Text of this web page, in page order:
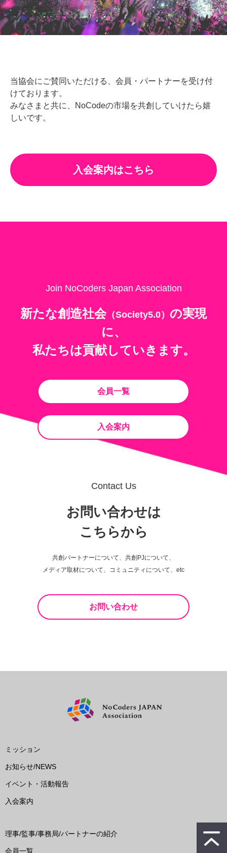
当協会にご賛同いただける、会員・パートナーを受け付
けております。
みなさまと共に、NoCodeの市場を共創していけたら嬉
しいです。
入会案内はこちら
Join NoCoders Japan Association
新たな創造社会（Society5.0） の実現
に、
私たちは貢献していきます。
会員一覧
入会案内
Contact Us
お問い合わせは
こちらから
共創パートナーについて、共創PJについて、
メディア取材について、コミュニティについて、etc
お問い合わせ
ミッション
お知らせ/NEWS
イベント・活動報告
入会案内
理事/監事/事務局/パートナーの紹介
会員一覧